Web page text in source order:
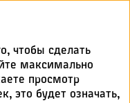
чтобы сделать
максимально
просмотр
это будет означать,